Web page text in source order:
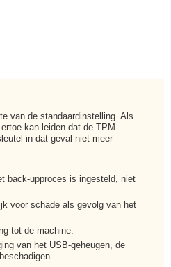
van de standaardinstelling. Als
kan leiden dat de TPM-
in dat geval niet meer
back-upproces is ingesteld, niet
voor schade als gevolg van het
tot de machine.
van het USB-geheugen, de